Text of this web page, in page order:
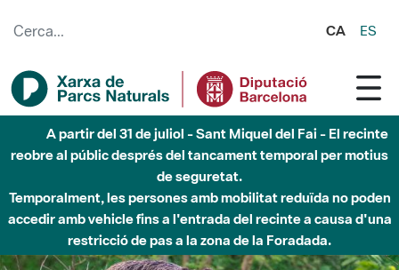
CA ES
A partir del 31 de juliol - Sant Miquel del Fai - El recinte
reobre al públic després del tancament temporal per motius
de seguretat.
Temporalment, les persones amb mobilitat reduïda no poden
accedir amb vehicle fins a l'entrada del recinte a causa d'una
restricció de pas a la zona de la Foradada.